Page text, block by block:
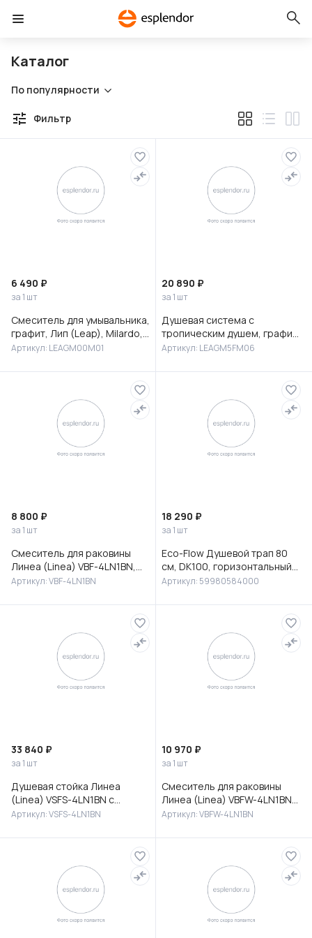
Каталог
По популярности
Фильтр
6 490 ₽
за 1 шт
Смеситель для умывальника,
графит, Лип (Leap), Milardo,
LEAGM00M01
Артикул: LEAGM00M01
20 890 ₽
за 1 шт
Душевая система с
тропическим душем, графит,
Лип (Leap), Milardo,
Артикул: LEAGM5FM06
8 800 ₽
за 1 шт
Смеситель для раковины
Линеа (Linea) VBF-4LN1BN,
брашированный никель
Артикул: VBF-4LN1BN
18 290 ₽
за 1 шт
Eco-Flow Душевой трап 80
см, DK100, горизонтальный
сифон 60 мм, матовый
Артикул: 59980584000
33 840 ₽
за 1 шт
Душевая стойка Линеа
(Linea) VSFS-4LN1BN с
изливом, брашированный
Артикул: VSFS-4LN1BN
10 970 ₽
за 1 шт
Смеситель для раковины
Линеа (Linea) VBFW-4LN1BN
встраиваемый,
Артикул: VBFW-4LN1BN